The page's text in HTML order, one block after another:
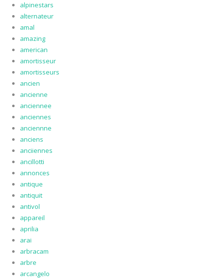
alpinestars
alternateur
amal
amazing
american
amortisseur
amortisseurs
ancien
ancienne
anciennee
anciennes
anciennne
anciens
anciiennes
ancillotti
annonces
antique
antiquit
antivol
appareil
aprilia
arai
arbracam
arbre
arcangelo